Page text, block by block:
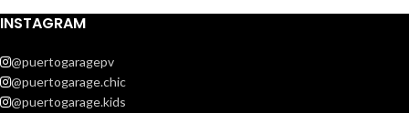
INSTAGRAM
@puertogaragepv
@puertogarage.chic
@puertogarage.kids